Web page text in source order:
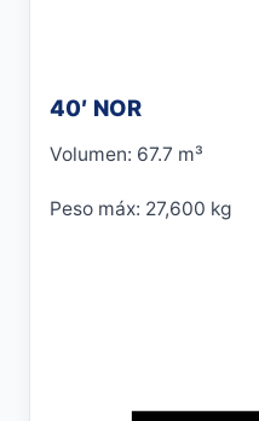
40′ NOR
Volumen: 67.7 m³
Peso máx: 27,600 kg